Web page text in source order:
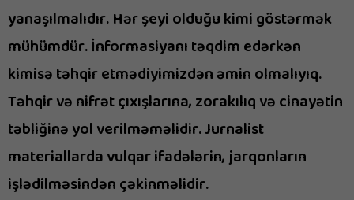
yanaşılmalıdır. Hər şeyi olduğu kimi göstərmək
mühümdür. İnformasiyanı təqdim edərkən
kimisə təhqir etmədiyimizdən əmin olmalıyıq.
Təhqir və nifrət çıxışlarına, zorakılıq və cinayətin
təbliğinə yol verilməməlidir. Jurnalist
materiallarda vulqar ifadələrin, jarqonların
işlədilməsindən çəkinməlidir.